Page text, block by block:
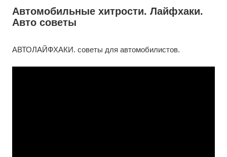
Автомобильные хитрости. Лайфхаки.
Авто советы
АВТОЛАЙФХАКИ. советы для автомобилистов.